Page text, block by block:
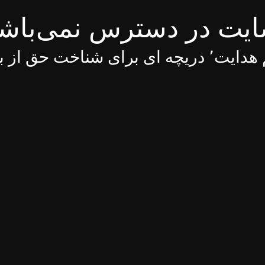
در دسترس
برای شناخت حق از باطل